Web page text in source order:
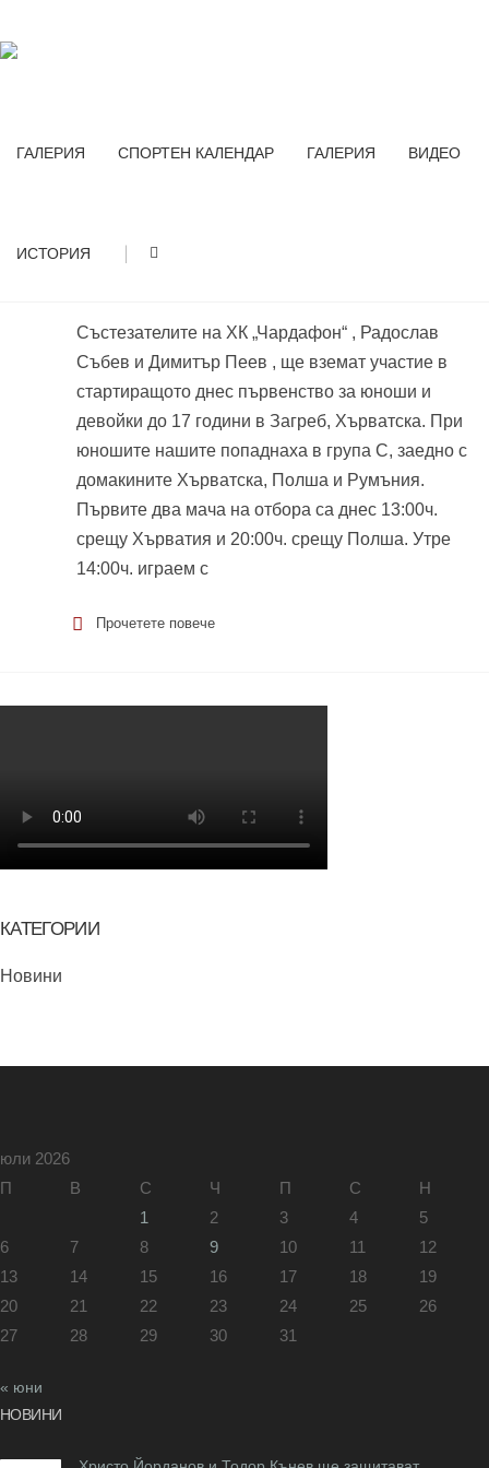
ГАЛЕРИЯ СПОРТЕН КАЛЕНДАР ГАЛЕРИЯ ВИДЕО
ИСТОРИЯ |
ПЛАЖЕН ХАНДБАЛ
Състезателите на ХК „Чардафон“ , Радослав
Събев и Димитър Пеев , ще вземат участие в
стартиращото днес първенство за юноши и
девойки до 17 години в Загреб, Хърватска. При
юношите нашите попаднаха в група С, заедно с
домакините Хърватска, Полша и Румъния.
Първите два мача на отбора са днес 13:00ч.
срещу Хърватия и 20:00ч. срещу Полша. Утре
14:00ч. играем с
Прочетете повече
КАТЕГОРИИ
Новини
юли 2026
П
В С Ч П С
Н
1
2 3 4
5
6
7 8 9 10 11
12
13
14 15 16 17 18
19
20
21 22 23 24 25
26
27
28 29 30 31
« юни
НОВИНИ